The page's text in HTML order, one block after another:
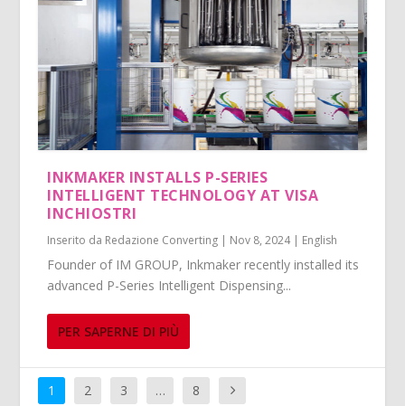
INKMAKER INSTALLS P-SERIES
INTELLIGENT TECHNOLOGY AT VISA
INCHIOSTRI
Inserito da Redazione Converting | Nov 8, 2024| English
Founder of IM GROUP, Inkmaker recently installed its
advanced P-Series Intelligent Dispensing...
PER SAPERNE DI PIÙ
1 2 3 … 8